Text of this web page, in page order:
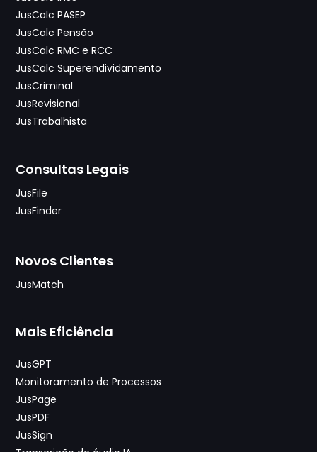
JusCalc PASEP
JusCalc Pensão
JusCalc RMC e RCC
JusCalc Superendividamento
JusCriminal
JusRevisional
JusTrabalhista
Consultas Legais
JusFile
JusFinder
Novos Clientes
JusMatch
Mais Eficiência
JusGPT
Monitoramento de Processos
JusPage
JusPDF
JusSign